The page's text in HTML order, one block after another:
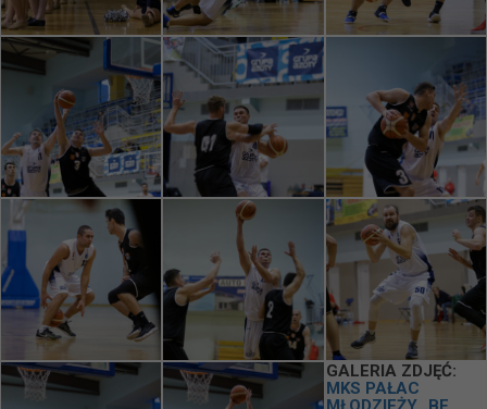
GALERIA ZDJĘĆ:
MKS PAŁAC